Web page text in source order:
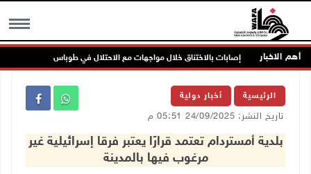
MENU أهم الاخبار إصابات بالاختناق خلال مواجهات مع الاحتلال في طوباس
الرئيسية أخبار دولية
تاريخ النشر: 24/09/2025 05:51 م
بلدية أمستردام تعتمد قرارًا يعتبر فرقا إسرائيلية غير
مرغوب فيها بالمدينة